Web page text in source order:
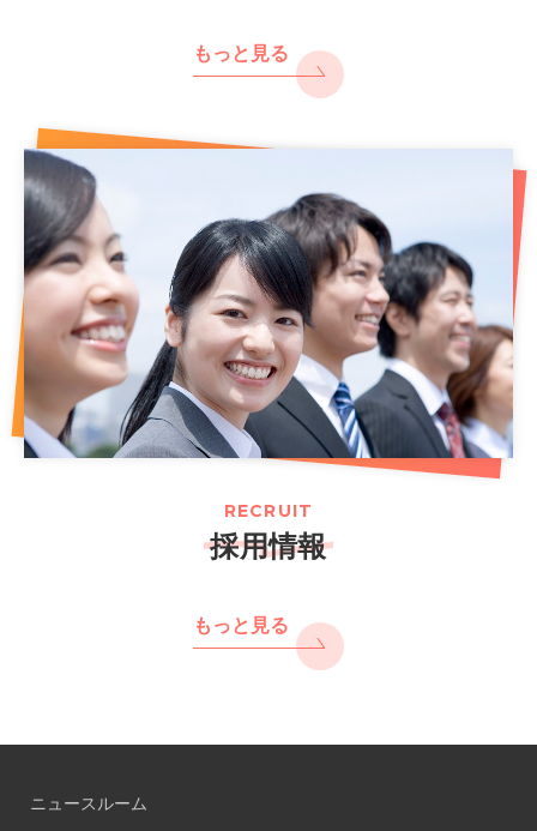
もっと見る
RECRUIT
採用情報
もっと見る
ニュースルーム